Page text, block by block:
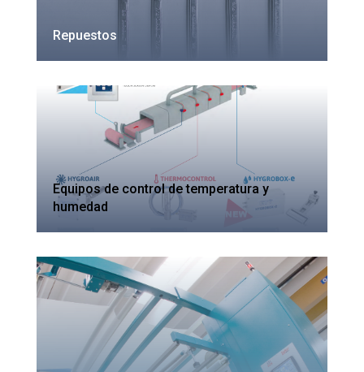
Repuestos
Equipos de control de temperatura y
humedad